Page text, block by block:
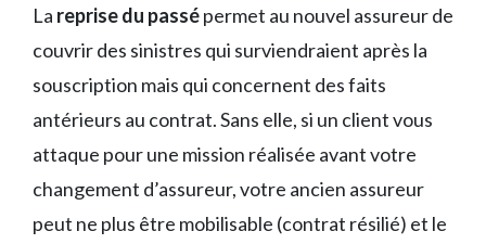
La reprise du passépermet au nouvel assureur de
couvrir des sinistres qui surviendraient après la
souscription mais qui concernent des faits
antérieurs au contrat. Sans elle, si un client vous
attaque pour une mission réalisée avant votre
changement d’assureur, votre ancien assureur
peut ne plus être mobilisable (contrat résilié) et le